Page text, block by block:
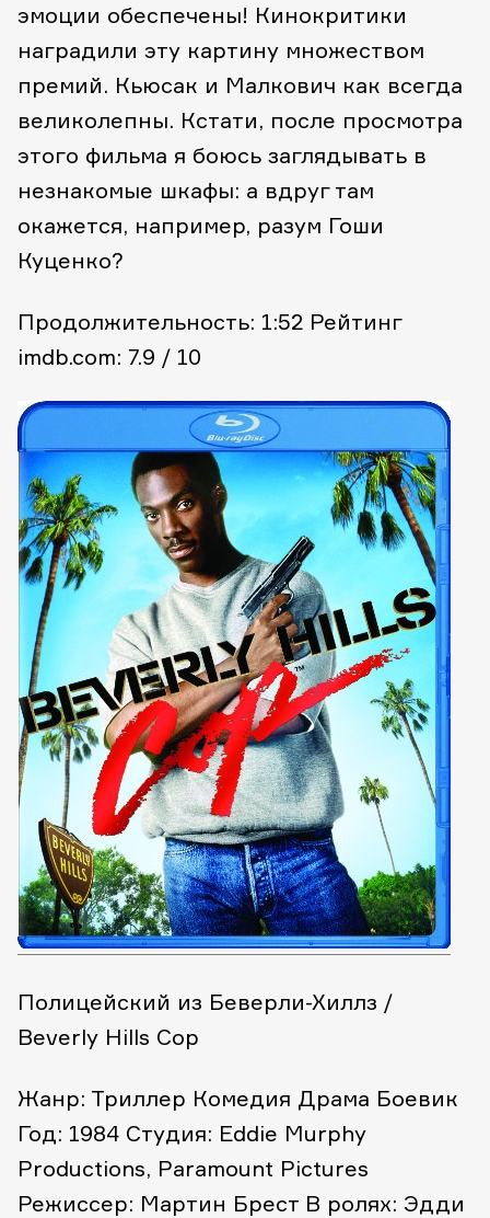
эмоции обеспечены! Кинокритики
наградили эту картину множеством
премий. Кьюсак и Малкович как всегда
великолепны. Кстати, после просмотра
этого фильма я боюсь заглядывать в
незнакомые шкафы: а вдруг там
окажется, например, разум Гоши
Куценко?
Продолжительность: 1:52 Рейтинг
imdb.com: 7.9 / 10
Полицейский из Беверли-Хиллз /
Beverly Hills Cop
Жанр: Триллер Комедия Драма Боевик
Год: 1984 Студия: Eddie Murphy
Productions, Paramount Pictures
Режиссер: Мартин Брест В ролях: Эдди